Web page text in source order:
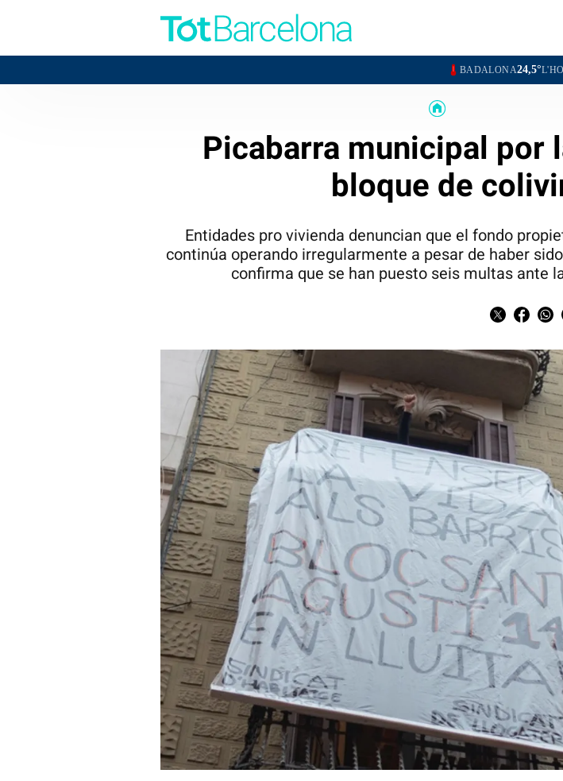
24,5°L'HOSPITALET DE
Picabarra municipal por
bloque de
Entidades pro vivienda denuncian que el fondo
continúa operando irregularmente a pesar de haber
confirma que se han puesto seis multas ante